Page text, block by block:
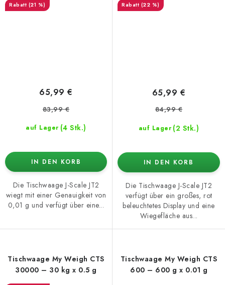
(21 %)
auf Lager (4 Stk.)
65,99 €
83,99 €
IN DEN KORB
Die Tischwaage J-Scale JT2
wiegt mit einer Genauigkeit von
0,01 g und verfügt über eine...
(22 %)
auf Lager (2 Stk.)
65,99 €
84,99 €
IN DEN KORB
Die Tischwaage J-Scale JT2
verfügt über ein großes, rot
beleuchtetes Display und eine
Wiegefläche aus...
Tischwaage My Weigh CTS
30000 – 30 kg x 0.5 g
Tischwaage My Weigh CTS
600 – 600 g x 0.01 g